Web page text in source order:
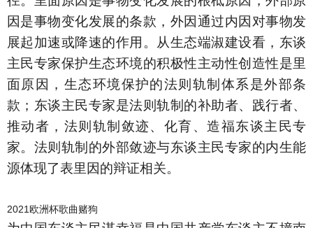
因是事物变化发展的条款，外因通过内因对事物发
展起加速或降速的作用。从生态端淑建设看，东谈
主民专家保护生态环境的积极性主动性创造性是里
面原因，生态环境保护的法则轨制体系是外部条
款；东谈主民专家是法则轨制的补助者、践行者、
推动者，法则轨制敛迹、化育、造福东谈主民专
家。法则轨制的外部敛迹与东谈主民专家的内生能
源体现了表里因的辩证相关。
2021欧洲杯歌曲赌狗